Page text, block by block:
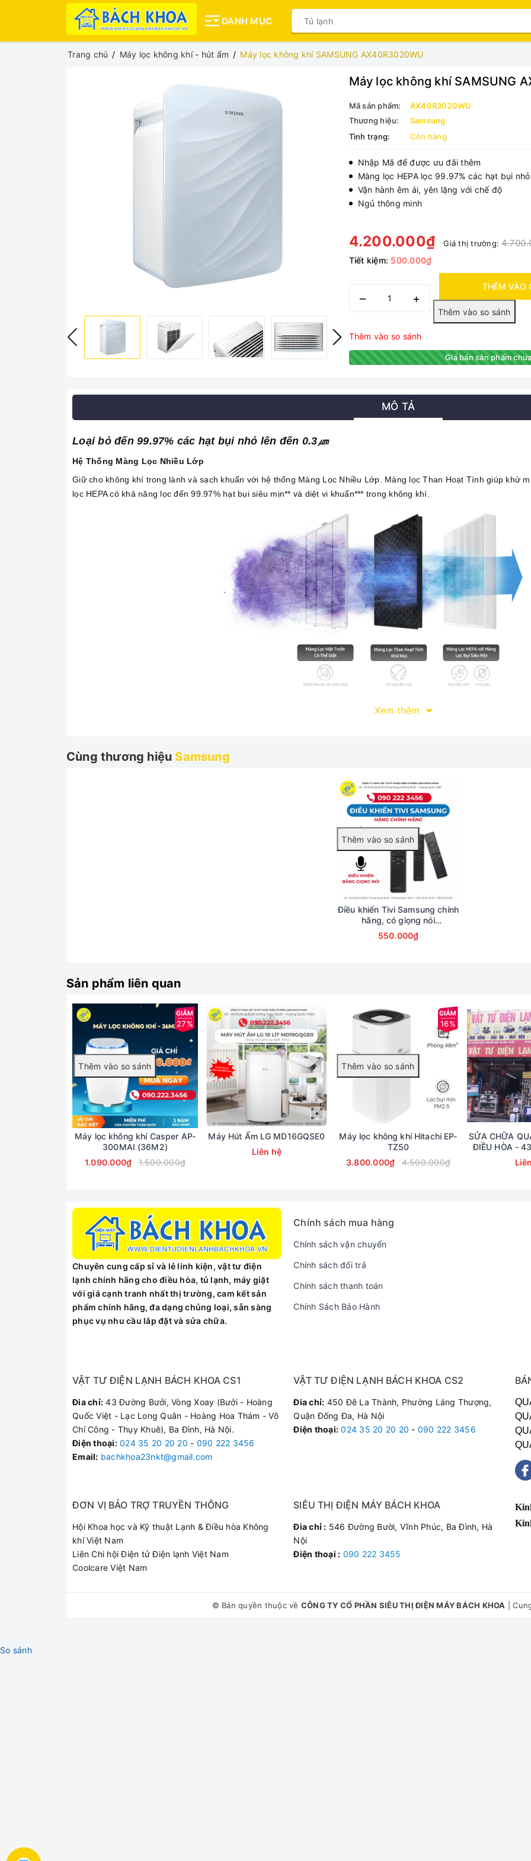
DANH MỤC
Trang chủ Máy lọc không khí - hút ẩm Máy lọc không khí SAMSUNG AX40R3020WU
Máy lọc không khí SAMSUNG
Mã sản phẩm:
AX40R3020WU
Thương hiệu:
Samsung
Tình trạng:
Còn hàng
Nhập Mã để được ưu đãi thêm
Màng lọc HEPA lọc 99.97% các hạt bụi
Vận hành êm ái, yên lặng với chế độ
Ngủ thông minh
4.200.000₫ Giá thị trường:
Tiết kiệm: 500.000₫
– +
THÊM VÀO
Thêm vào so sánh
Giá bán sản phẩm
MÔ TẢ
Loại bỏ đến 99.97% các hạt bụi nhỏ lên đến 0.3㎛
Hệ Thống Màng Lọc Nhiều Lớp
Giữ cho không khí trong lành và sạch khuẩn với hệ thống Màng Lọc Nhiều Lớp. Màng lọc Than Hoạt Tính giúp khử
lọc HEPA có khả năng lọc đến 99.97% hạt bụi siêu mịn** và diệt vi khuẩn*** trong không khí.
Tận hưởng giấc ngủ sâu và sảng khoái nhờ chế độ Ngủ thông minh giúp máy vận hành êm ái với cường độ âm
trong thư viện (40 dBA). Thích hợp khi sử dụng trong các không gian cần sự yên tĩnh để nghỉ ngơi như phòng ngủ,
*Dựa trên kiểm nghiệm nội bộ khi để máy hoạt động ở chế độ Ngủ. Kết quả có thể thay đổi tùy thuộc vào nhu cầu sử
Kiểm Tra Chất Lượng Không Khí Tức Thì
Đèn Báo 4 Màu
Đảm bảo rằng không khí của bạn luôn sạch sẽ, tinh khiết bằng cách sử dụng bộ Cảm Biến Bụi và Cảm Biến Khí
hiển thị mức độ ô nhiễm không khí trong thời gian thực. Vì vậy, bạn dễ dàng biết được mức độ lọc sạch của không
Dễ Dàng Bảo Quản Và Thay Thế
Màng Lọc 2 Trong 1
Việc bảo trì sẽ trở nên đơn giản hơn bao giờ hết. Bộ lọc mặt trước có thể giặt sạch định kỳ, bộ lọc HEPA* với thiết
mùi Than Hoạt Tính có thể thay thế dễ dàng. Ngoài ra, biểu tượng Cảnh Báo sẽ nhấp nháy báo hiệu khi bộ lọc cần
Thiết Kế Tối Giản
Tối ưu không gian sống của bạn với thiết kế nhỏ gọn và tối giản. Thiết kế dạng khối chiếm ít diện tích không gian
4 góc bo tròn đem đến sự hài hoà, tạo điểm nhấn sáng giá cho không gian nội thất xung quanh.
Xem thêm
Cùng thương hiệu Samsung
Điều khiển Tivi Samsung chính
hãng, có giọng nói
0902223456
550.000₫
Sản phẩm liên quan
27%
Máy lọc không khí Casper AP-
300MAI (36M2)
1.090.000₫
1.500.000₫
Máy Hút Ẩm LG MD16GQSE0
Liên hệ
16%
Máy lọc không khí Hitachi EP-
TZ50
3.800.000₫
4.500.000₫
SỬA CHỮA
ĐIỀU HÒA -
Lh:
Chuyên cung cấp sỉ và lẻ linh kiện, vật tư điện
lạnh chính hãng cho điều hòa, tủ lạnh, máy giặt
với giá cạnh tranh nhất thị trường, cam kết sản
phẩm chính hãng, đa dạng chủng loại, sẵn sàng
phục vụ nhu cầu lắp đặt và sửa chữa.
Chính sách mua hàng
Chính sách vận chuyển
Chính sách đổi trả
Chính sách thanh toán
Chính Sách Bảo Hành
VẬT TƯ ĐIỆN LẠNH BÁCH KHOA CS1
Đia chỉ: 43 Đường Bưởi, Vòng Xoay (Bưởi - Hoàng
Quốc Việt - Lạc Long Quân - Hoàng Hoa Thám - Võ
Chí Công - Thụy Khuê), Ba Đình, Hà Nội.
Điện thoại: 024 35 20 20 20 - 090 222 3456
Email: bachkhoa23nkt@gmail.com
VẬT TƯ ĐIỆN LẠNH BÁCH KHOA CS2
Đia chỉ: 450 Đê La Thành, Phường Láng Thượng,
Quận Đống Đa, Hà Nội
Điện thoại: 024 35 20 20 20 - 090 222 3456
ĐƠN VỊ BẢO TRỢ TRUYỀN THÔNG
Hội Khoa học và Kỹ thuật Lạnh & Điều hòa Không
khí Việt Nam
Liên Chi hội Điện tử Điện lạnh Việt Nam
Coolcare Việt Nam
SIÊU THỊ ĐIỆN MÁY BÁCH KHOA
Đia chỉ : 546 Đường Bười, Vĩnh Phúc, Ba Đình, Hà
Nội
Điện thoại : 090 222 3455
© Bản quyền thuộc về CÔNG TY CỔ PHẦN SIÊU THỊ ĐIỆN MÁY BÁCH KHOA
So sánh